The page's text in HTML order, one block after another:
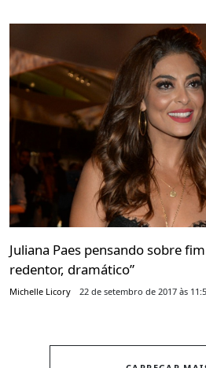
Juliana Paes pensando sobre
redentor, dramático”
Michelle Licory 22 de setembro de 2017 às